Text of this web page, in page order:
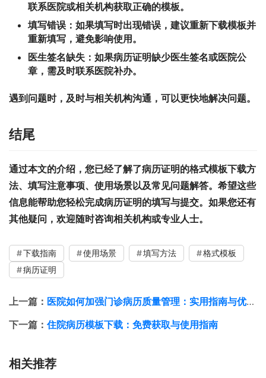
联系医院或相关机构获取正确的模板。
填写错误： 如果填写时出现错误，建议重新下载模板并
重新填写，避免影响使用。
医生签名缺失： 如果病历证明缺少医生签名或医院公
章，需及时联系医院补办。
遇到问题时，及时与相关机构沟通，可以更快地解决问题。
结尾
通过本文的介绍，您已经了解了病历证明的格式模板下载方
法、填写注意事项、使用场景以及常见问题解答。希望这些
信息能帮助您轻松完成病历证明的填写与提交。如果您还有
其他疑问，欢迎随时咨询相关机构或专业人士。
下载指南 使用场景 填写方法
格式模板
病历证明
上一篇： 医院如何加强门诊病历质量管理：实用指南与优化策略
下一篇： 住院病历模板下载：免费获取与使用指南
相关推荐